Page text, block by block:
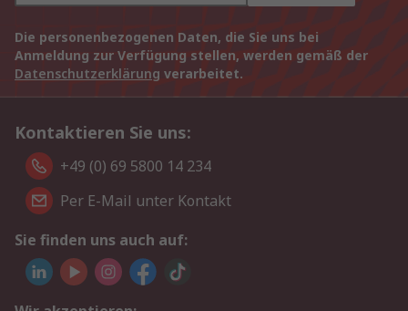
Die personenbezogenen Daten, die Sie uns bei
Anmeldung zur Verfügung stellen, werden gemäß der
Datenschutzerklärung verarbeitet.
Kontaktieren Sie uns:
+49 (0) 69 5800 14 234
Per E-Mail unter Kontakt
Sie finden uns auch auf: